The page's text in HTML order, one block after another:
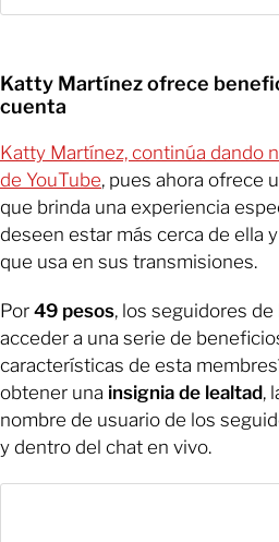
Katty Martínez ofrece
cuenta
Katty Martínez, continúa dando
de YouTube, pues ahora ofrece
que brinda una experiencia
deseen estar más cerca de ella
que usa en sus transmisiones.
Por 49 pesos, los seguidores
acceder a una serie de
características de esta
obtener una insignia de lealtad,
nombre de usuario de los
y dentro del chat en vivo.